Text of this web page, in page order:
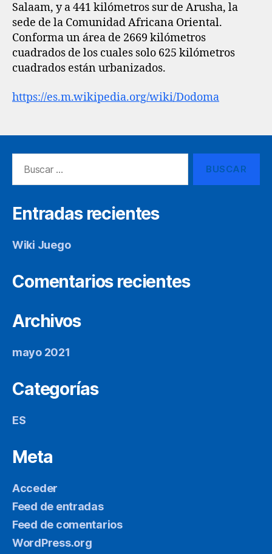
Salaam, y a 441 kilómetros sur de Arusha, la
sede de la Comunidad Africana Oriental.
Conforma un área de 2669 kilómetros
cuadrados de los cuales solo 625 kilómetros
cuadrados están urbanizados.
https://es.m.wikipedia.org/wiki/Dodoma
Entradas recientes
Wiki Juego
Comentarios recientes
Archivos
mayo 2021
Categorías
ES
Meta
Acceder
Feed de entradas
Feed de comentarios
WordPress.org